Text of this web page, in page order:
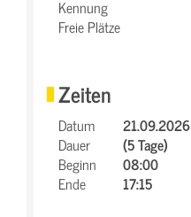
Kennung
Freie Plätze
Zeiten
Datum
Dauer
(5 Tage)
Beginn
08:00
Ende
17:15